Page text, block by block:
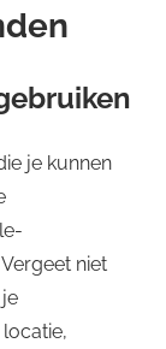
je kunnen
niet